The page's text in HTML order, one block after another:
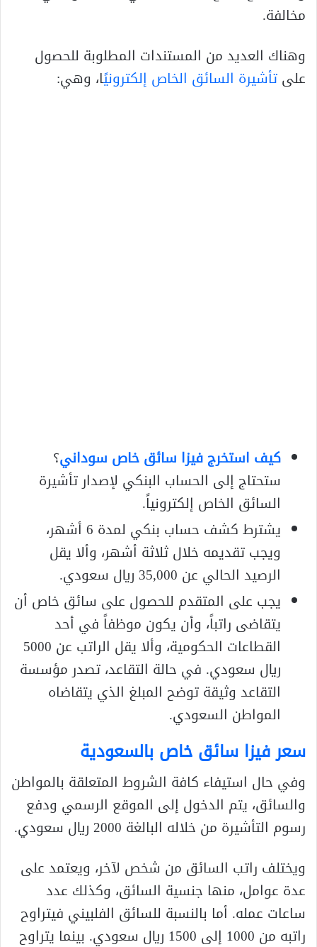
مخالفة.
وهناك العديد من المستندات المطلوبة للحصول
علىتأشيرة السائق الخاص إلكترونيًا، وهي:
كيف استخرج فيزا سائق خاص سوداني؟
ستحتاج إلى الحساب البنكي لإصدار تأشيرة
السائق الخاص إلكترونياً.
يشترط كشف حساب بنكي لمدة 6 أشهر،
ويجب تقديمه خلال ثلاثة أشهر، وألا يقل
الرصيد الحالي عن 35,000 ريال سعودي.
يجب على المتقدم للحصول على سائق خاص أن
يتقاضى راتباً، وأن يكون موظفاً في أحد
القطاعات الحكومية، وألا يقل الراتب عن 5000
ريال سعودي. في حالة التقاعد، تصدر مؤسسة
التقاعد وثيقة توضح المبلغ الذي يتقاضاه
المواطن السعودي.
سعر فيزا سائق خاص بالسعودية
وفي حال استيفاء كافة الشروط المتعلقة بالمواطن
والسائق، يتم الدخول إلى الموقع الرسمي ودفع
رسوم التأشيرة من خلاله البالغة 2000 ريال سعودي.
ويختلف راتب السائق من شخص لآخر، ويعتمد على
عدة عوامل، منها جنسية السائق، وكذلك عدد
ساعات عمله. أما بالنسبة للسائق الفلبيني فيتراوح
راتبه من 1000 إلى 1500 ريال سعودي. بينما يتراوح